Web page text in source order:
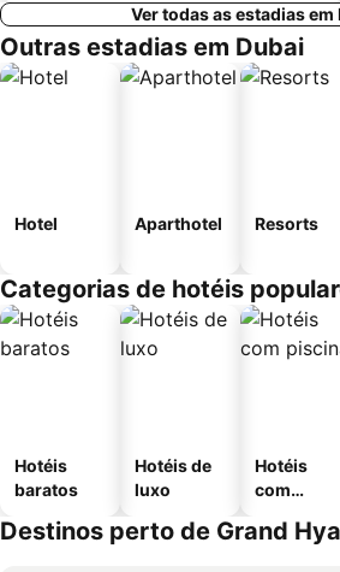
Ver todas as estadias em
Outras estadias em Dubai
Hotel Aparthotel Resorts
Categorias de hotéis
Hotéis
baratos
Hotéis de
luxo
Hotéis
com
Destinos perto de Grand